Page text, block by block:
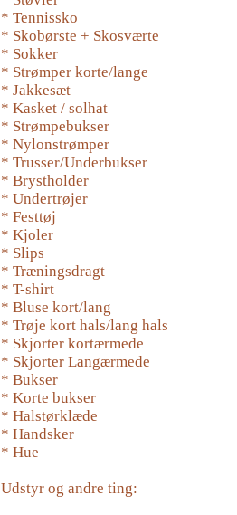
* Tennissko
* Skobørste + Skosværte
* Sokker
* Strømper korte/lange
* Jakkesæt
* Kasket / solhat
* Strømpebukser
* Nylonstrømper
* Trusser/Underbukser
* Brystholder
* Undertrøjer
* Festtøj
* Kjoler
* Slips
* Træningsdragt
* T-shirt
* Bluse kort/lang
* Trøje kort hals/lang hals
* Skjorter kortærmede
* Skjorter Langærmede
* Bukser
* Korte bukser
* Halstørklæde
* Handsker
* Hue
Udstyr og andre ting: